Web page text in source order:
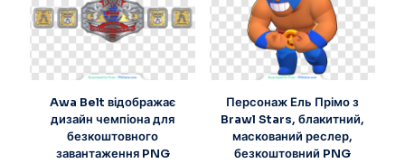
Awa Belt відображає
дизайн чемпіона для
безкоштовного
завантаження PNG
Персонаж Ель Прімо з
Brawl Stars, блакитний,
маскований реслер,
безкоштовний PNG